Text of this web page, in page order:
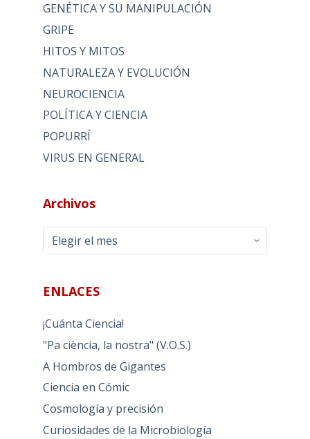
GENÉTICA Y SU MANIPULACIÓN
GRIPE
HITOS Y MITOS
NATURALEZA Y EVOLUCIÓN
NEUROCIENCIA
POLÍTICA Y CIENCIA
POPURRÍ
VIRUS EN GENERAL
Archivos
Archivos
ENLACES
¡Cuánta Ciencia!
"Pa ciència, la nostra" (V.O.S.)
A Hombros de Gigantes
Ciencia en Cómic
Cosmología y precisión
Curiosidades de la Microbiología